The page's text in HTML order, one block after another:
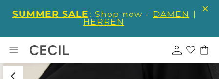
SUMMER SALE : Shop now - DAMEN |
HERREN